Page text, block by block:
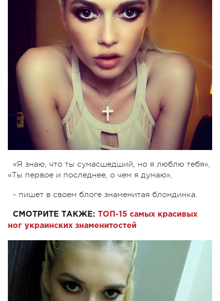
«Я знаю, что ты сумасшедший, но я люблю тебя»,
«Ты первое и последнее, о чем я думаю»,
- пишет в своем блоге знаменитая блондинка.
СМОТРИТЕ ТАКЖЕ: ТОП-15 самых красивых
ног украинских знаменитостей